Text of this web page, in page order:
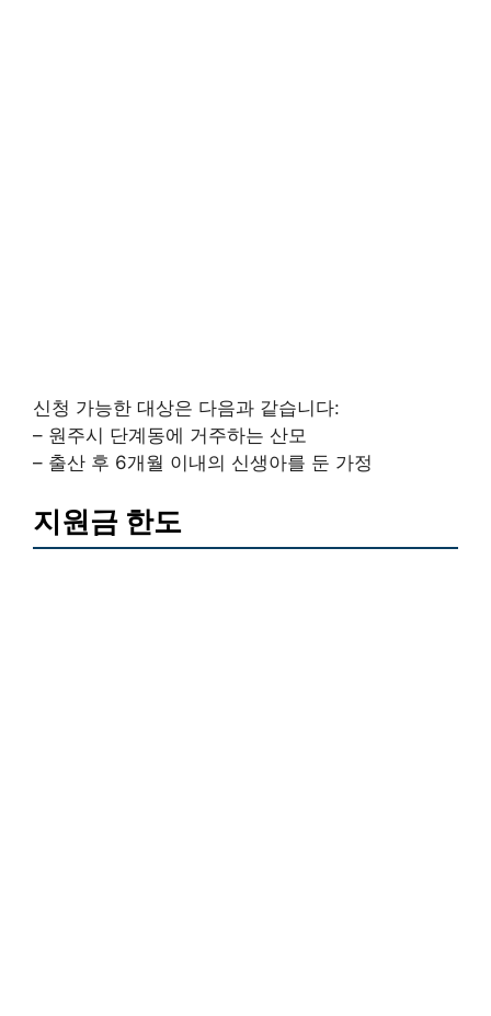
신청 가능한 대상은 다음과 같습니다:
– 원주시 단계동에 거주하는 산모
– 출산 후 6개월 이내의 신생아를 둔 가정
지원금 한도